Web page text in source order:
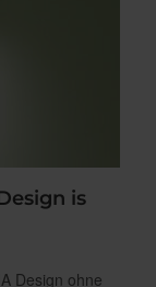
is
Design ohne